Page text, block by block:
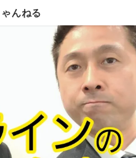
んねる